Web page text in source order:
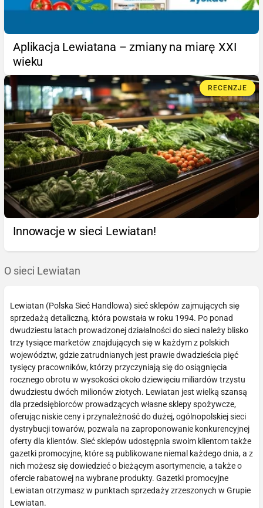
Aplikacja Lewiatana – zmiany na miarę XXI
wieku
RECENZJE
Innowacje w sieci Lewiatan!
O sieci Lewiatan
Lewiatan (Polska Sieć Handlowa) sieć sklepów zajmujących się
sprzedażą detaliczną, która powstała w roku 1994. Po ponad
dwudziestu latach prowadzonej działalności do sieci należy blisko
trzy tysiące marketów znajdujących się w każdym z polskich
województw, gdzie zatrudnianych jest prawie dwadzieścia pięć
tysięcy pracowników, którzy przyczyniają się do osiągnięcia
rocznego obrotu w wysokości około dziewięciu miliardów trzystu
dwudziestu dwóch milionów złotych. Lewiatan jest wielką szansą
dla przedsiębiorców prowadzących własne sklepy spożywcze,
oferując niskie ceny i przynależność do dużej, ogólnopolskiej sieci
dystrybucji towarów, pozwala na zaproponowanie konkurencyjnej
oferty dla klientów. Sieć sklepów udostępnia swoim klientom także
gazetki promocyjne, które są publikowane niemal każdego dnia, a z
nich możesz się dowiedzieć o bieżącym asortymencie, a także o
ofercie rabatowej na wybrane produkty. Gazetki promocyjne
Lewiatan otrzymasz w punktach sprzedaży zrzeszonych w Grupie
Lewiatan.